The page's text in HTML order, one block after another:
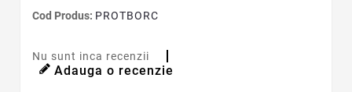
Cod Produs: PROTBORC
Nu sunt inca recenzii
Adauga o recenzie